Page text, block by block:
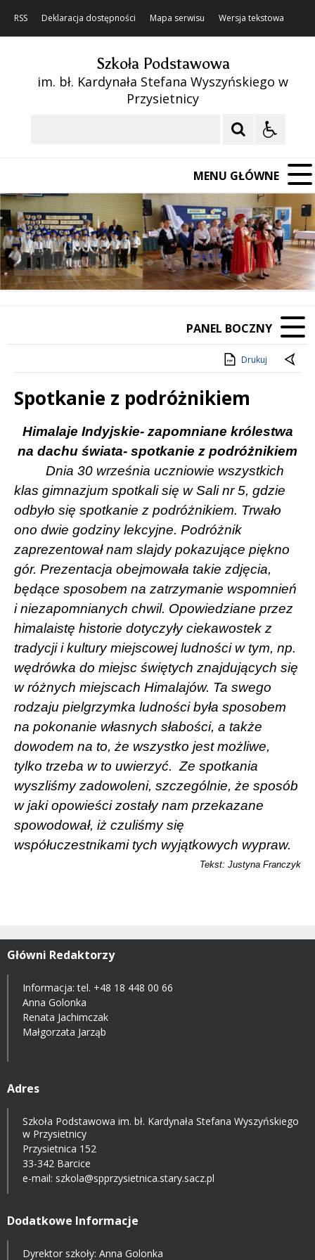
RSS Deklaracja dostępności Mapa serwisu Wersja tekstowa
Szkoła Podstawowa
im. bł. Kardynała Stefana Wyszyńskiego w
Przysietnicy
MENU GŁÓWNE
Poprzedni Element
Następny Element
❚❚
PANEL BOCZNY
Drukuj
Spotkanie z podróżnikiem
Treść
Himalaje Indyjskie- zapomniane królestwa
na dachu świata- spotkanie z podróżnikiem
Dnia 30 września uczniowie wszystkich
klas gimnazjum spotkali się w Sali nr 5, gdzie
odbyło się spotkanie z podróżnikiem. Trwało
ono dwie godziny lekcyjne. Podróżnik
zaprezentował nam slajdy pokazujące piękno
gór. Prezentacja obejmowała takie zdjęcia,
będące sposobem na zatrzymanie wspomnień
i niezapomnianych chwil. Opowiedziane przez
himalaistę historie dotyczyły ciekawostek z
tradycji i kultury miejscowej ludności w tym, np.
wędrówka do miejsc świętych znajdujących się
w różnych miejscach Himalajów. Ta swego
rodzaju pielgrzymka ludności była sposobem
na pokonanie własnych słabości, a także
dowodem na to, że wszystko jest możliwe,
tylko trzeba w to uwierzyć. Ze spotkania
wyszliśmy zadowoleni, szczególnie, że sposób
w jaki opowieści zostały nam przekazane
spowodował, iż czuliśmy się
współuczestnikami tych wyjątkowych wypraw.
Tekst: Justyna Franczyk
Główni Redaktorzy
Informacja: tel. +48 18 448 00 66
Anna Golonka
Renata Jachimczak
Małgorzata Jarząb
Adres
Szkoła Podstawowa im. bł. Kardynała Stefana Wyszyńskiego
w Przysietnicy
Przysietnica 152
33-342 Barcice
e-mail: szkola@spprzysietnica.stary.sacz.pl
Dodatkowe Informacje
Dyrektor szkoły: Anna Golonka